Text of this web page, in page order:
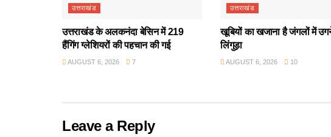
उत्तराखंड
उत्तराखंड के अलकनंदा बेसिन में 219
हैंगिंग ग्लेशियरों की पहचान की गई
AUGUST 6, 2026 7
उत्तराखंड
खूबियों का खजाना है जंगलों में
लिंगुड़ा
AUGUST 6, 2026 10
Leave a Reply